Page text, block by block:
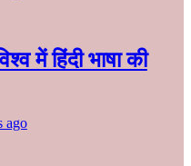
में हिंदी भाषा की
ago